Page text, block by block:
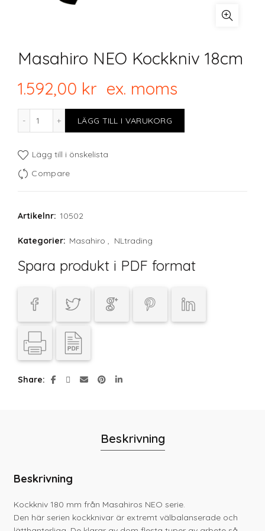
Masahiro NEO Kockkniv 18cm
1.592,00 kr ex. moms
Masahiro NEO Kockkniv 18cm mängd
LÄGG TILL I VARUKORG
Lägg till i önskelista
Compare
Artikelnr: 10502
Kategorier: Masahiro , NLtrading
Spara produkt i PDF format
Share
Beskrivning
Beskrivning
Kockkniv 180 mm från Masahiros NEO serie.
Den här serien kockknivar är extremt välbalanserade och